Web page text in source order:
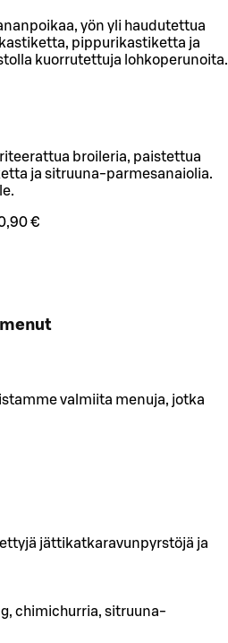
yön yli haudutettua
pippurikastiketta ja
kuorrutettuja lohkoperunoita.
broileria, paistettua
ja sitruuna-parmesanaiolia.
€
valmiita menuja, jotka
jättikatkaravunpyrstöjä ja
chimichurria, sitruuna-